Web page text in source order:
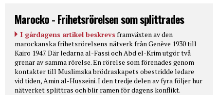
Marocko - Frihetsrörelsen som splittrades
I gårdagens artikel beskrevs framväxten av den
marockanska frihetsrörelsens nätverk från Genève 1930 till
Kairo 1947. Där ledarna al-Fassi och Abd el-Krim utgör två
grenar av samma rörelse. En rörelse som förenades genom
kontakter till Muslimska brödraskapets obestridde ledare
vid tiden, Amin al-Husseini. I den tredje delen av fyra följer hur
nätverket splittras och blir ramen för dagens konflikt.